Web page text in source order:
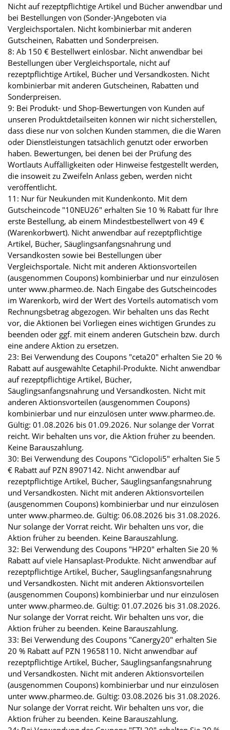
Nicht auf rezeptpflichtige Artikel und Bücher anwendbar und
bei Bestellungen von (Sonder-)Angeboten via
Vergleichsportalen. Nicht kombinierbar mit anderen
Gutscheinen, Rabatten und Sonderpreisen.
8: Ab 150 € Bestellwert einlösbar. Nicht anwendbar bei
Bestellungen über Vergleichsportale, nicht auf
rezeptpflichtige Artikel, Bücher und Versandkosten. Nicht
kombinierbar mit anderen Gutscheinen, Rabatten und
Sonderpreisen.
9: Bei Produkt- und Shop-Bewertungen von Kunden auf
unseren Produktdetailseiten können wir nicht sicherstellen,
dass diese nur von solchen Kunden stammen, die die Waren
oder Dienstleistungen tatsächlich genutzt oder erworben
haben. Bewertungen, bei denen bei der Prüfung des
Wortlauts Auffälligkeiten oder Hinweise festgestellt werden,
die insoweit zu Zweifeln Anlass geben, werden nicht
veröffentlicht.
11: Nur für Neukunden mit Kundenkonto. Mit dem
Gutscheincode "10NEU26" erhalten Sie 10 % Rabatt für Ihre
erste Bestellung, ab einem Mindestbestellwert von 49 €
(Warenkorbwert). Nicht anwendbar auf rezeptpflichtige
Artikel, Bücher, Säuglingsanfangsnahrung und
Versandkosten sowie bei Bestellungen über
Vergleichsportale. Nicht mit anderen Aktionsvorteilen
(ausgenommen Coupons) kombinierbar und nur einzulösen
unter www.pharmeo.de. Nach Eingabe des Gutscheincodes
im Warenkorb, wird der Wert des Vorteils automatisch vom
Rechnungsbetrag abgezogen. Wir behalten uns das Recht
vor, die Aktionen bei Vorliegen eines wichtigen Grundes zu
beenden oder ggf. mit einem anderen Gutschein bzw. durch
eine andere Aktion zu ersetzen.
23: Bei Verwendung des Coupons "ceta20" erhalten Sie 20 %
Rabatt auf ausgewählte Cetaphil-Produkte. Nicht anwendbar
auf rezeptpflichtige Artikel, Bücher,
Säuglingsanfangsnahrung und Versandkosten. Nicht mit
anderen Aktionsvorteilen (ausgenommen Coupons)
kombinierbar und nur einzulösen unter www.pharmeo.de.
Gültig: 01.08.2026 bis 01.09.2026. Nur solange der Vorrat
reicht. Wir behalten uns vor, die Aktion früher zu beenden.
Keine Barauszahlung.
30: Bei Verwendung des Coupons "Ciclopoli5" erhalten Sie 5
€ Rabatt auf PZN 8907142. Nicht anwendbar auf
rezeptpflichtige Artikel, Bücher, Säuglingsanfangsnahrung
und Versandkosten. Nicht mit anderen Aktionsvorteilen
(ausgenommen Coupons) kombinierbar und nur einzulösen
unter www.pharmeo.de. Gültig: 06.08.2026 bis 31.08.2026.
Nur solange der Vorrat reicht. Wir behalten uns vor, die
Aktion früher zu beenden. Keine Barauszahlung.
32: Bei Verwendung des Coupons "HP20" erhalten Sie 20 %
Rabatt auf viele Hansaplast-Produkte. Nicht anwendbar auf
rezeptpflichtige Artikel, Bücher, Säuglingsanfangsnahrung
und Versandkosten. Nicht mit anderen Aktionsvorteilen
(ausgenommen Coupons) kombinierbar und nur einzulösen
unter www.pharmeo.de. Gültig: 01.07.2026 bis 31.08.2026.
Nur solange der Vorrat reicht. Wir behalten uns vor, die
Aktion früher zu beenden. Keine Barauszahlung.
33: Bei Verwendung des Coupons "Canergy20" erhalten Sie
20 % Rabatt auf PZN 19658110. Nicht anwendbar auf
rezeptpflichtige Artikel, Bücher, Säuglingsanfangsnahrung
und Versandkosten. Nicht mit anderen Aktionsvorteilen
(ausgenommen Coupons) kombinierbar und nur einzulösen
unter www.pharmeo.de. Gültig: 03.08.2026 bis 31.08.2026.
Nur solange der Vorrat reicht. Wir behalten uns vor, die
Aktion früher zu beenden. Keine Barauszahlung.